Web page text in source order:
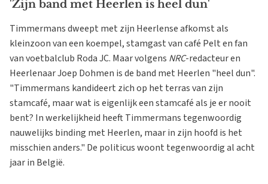
'Zijn band met Heerlen is heel dun'
Timmermans dweept met zijn Heerlense afkomst als
kleinzoon van een koempel, stamgast van café Pelt en fan
van voetbalclub Roda JC. Maar volgens NRC-redacteur en
Heerlenaar Joep Dohmen is de band met Heerlen "heel dun".
"Timmermans kandideert zich op het terras van zijn
stamcafé, maar wat is eigenlijk een stamcafé als je er nooit
bent? In werkelijkheid heeft Timmermans tegenwoordig
nauwelijks binding met Heerlen, maar in zijn hoofd is het
misschien anders." De politicus woont tegenwoordig al acht
jaar in België.